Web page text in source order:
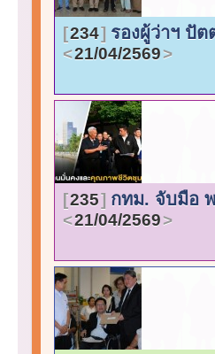
234 รองผู้ว่าฯ ปั
21/04/2569
235 กทม. จับมือ
21/04/2569